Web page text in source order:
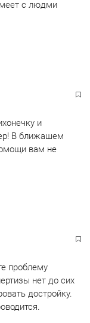
с людми
и
В ближашем
вам не
проблему
нет до сих
достройку.